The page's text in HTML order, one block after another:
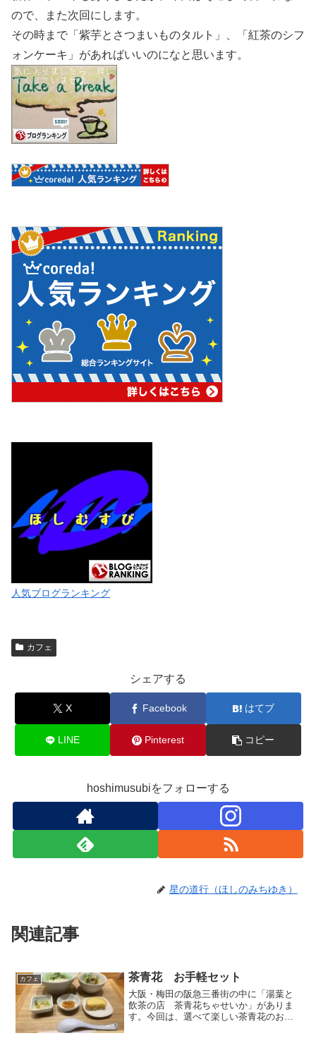
ので、また次回にします。
その時まで「紫芋とさつまいものタルト」、「紅茶のシフ
ォンケーキ」があればいいのになと思います。
人気ブログランキング
カフェ
シェアする
X Facebook はてブ
LINE Pinterest コピー
hoshimusubiをフォローする
星の道行（ほしのみちゆき）
関連記事
カフェ 茶青花 お手軽セット
大阪・梅田の阪急三番街の中に「湯葉と
飲茶の店 茶青花ちゃせいか」がありま
す。今回は、選べて楽しい茶青花のお粥